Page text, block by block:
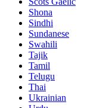
Shona
Sindhi
Sundanese
Swahili
Tajik
Tamil
Telugu
Thai
Ukrainian